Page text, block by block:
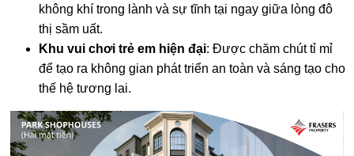
thị sầm uất.
Khu vui chơi trẻ em hiện đại
để tạo ra không gian phát triển an toàn và sáng tạo cho
thế hệ tương lai.